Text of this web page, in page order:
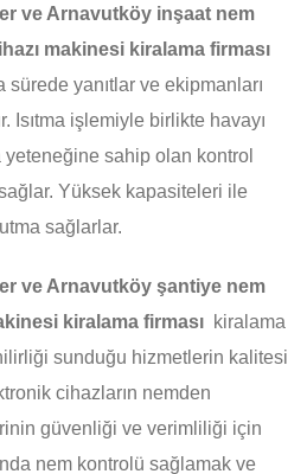
ve Arnavutköy inşaat nem
makinesi kiralama firması
sürede yanıtlar ve ekipmanları
Isıtma işlemiyle birlikte havayı
sahip olan kontrol
Yüksek kapasiteleri ile
sağlarlar.
ve Arnavutköy şantiye nem
kiralama firması kiralama
sunduğu hizmetlerin kalitesi
cihazların nemden
güvenliği ve verimliliği için
nem kontrolü sağlamak ve